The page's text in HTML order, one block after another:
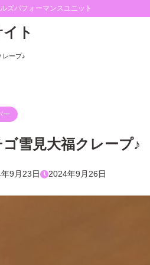
ズパフォーマンスユニット
ト
レープ♪
ー
雪見大福クレープ♪
9月23日 2024年9月26日